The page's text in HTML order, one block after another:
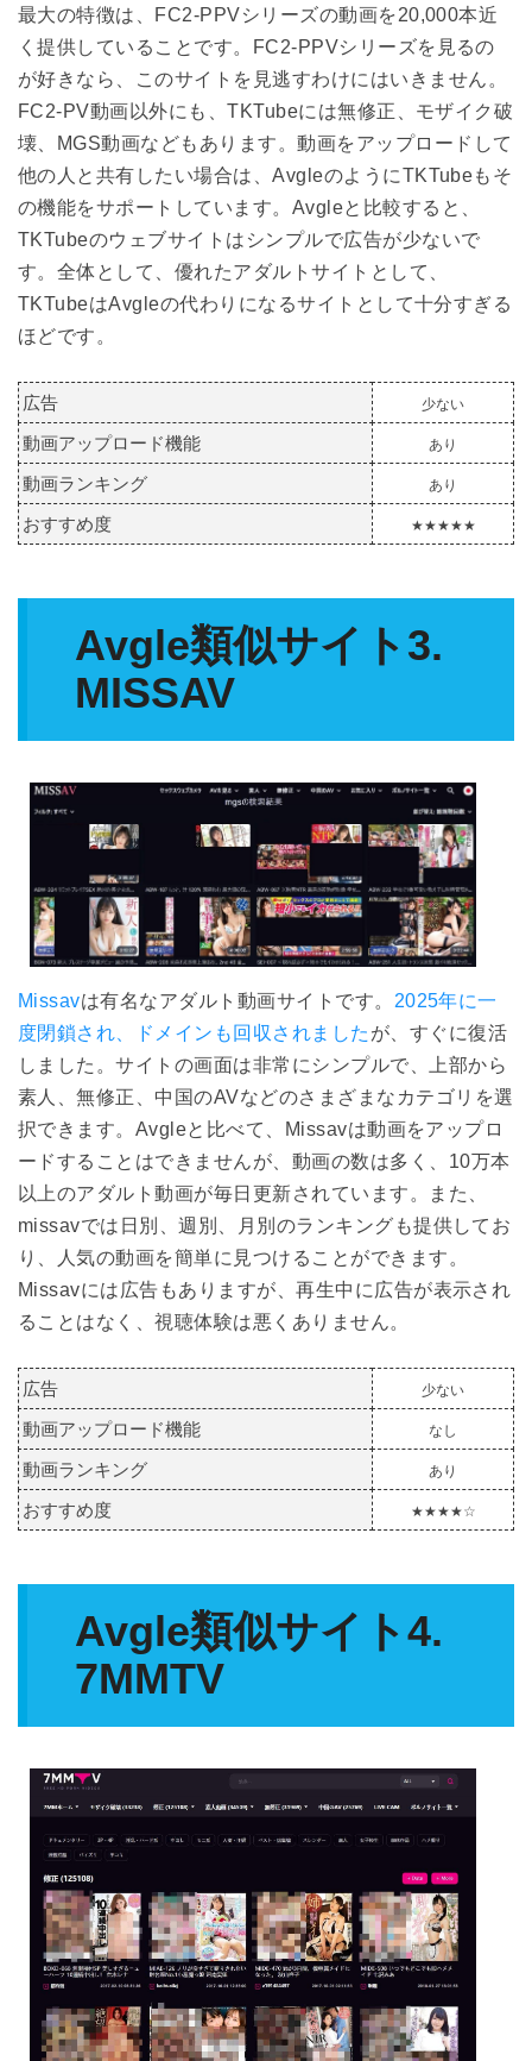
最大の特徴は、FC2-PPVシリーズの動画を20,000本近
く提供していることです。FC2-PPVシリーズを見るの
が好きなら、このサイトを見逃すわけにはいきません。
FC2-PV動画以外にも、TKTubeには無修正、モザイク破
壊、MGS動画などもあります。動画をアップロードして
他の人と共有したい場合は、AvgleのようにTKTubeもそ
の機能をサポートしています。Avgleと比較すると、
TKTubeのウェブサイトはシンプルで広告が少ないで
す。全体として、優れたアダルトサイトとして、
TKTubeはAvgleの代わりになるサイトとして十分すぎる
ほどです。
広告 少ない
動画アップロード機能 あり
動画ランキング あり
おすすめ度 ★★★★★
Avgle類似サイト3.
MISSAV
Missavは有名なアダルト動画サイトです。 2025年に一
度閉鎖され、ドメインも回収されました が、すぐに復活
しました。サイトの画面は非常にシンプルで、上部から
素人、無修正、中国のAVなどのさまざまなカテゴリを選
択できます。Avgleと比べて、Missavは動画をアップロ
ードすることはできませんが、動画の数は多く、10万本
以上のアダルト動画が毎日更新されています。また、
missavでは日別、週別、月別のランキングも提供してお
り、人気の動画を簡単に見つけることができます。
Missavには広告もありますが、再生中に広告が表示され
ることはなく、視聴体験は悪くありません。
広告 少ない
動画アップロード機能 なし
動画ランキング あり
おすすめ度 ★★★★☆
Avgle類似サイト4.
7MMTV